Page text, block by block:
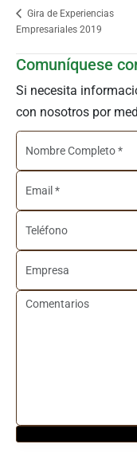
Gira de Experiencias
Empresariales 2019
Comuníquese
Si necesita
con nosotros por